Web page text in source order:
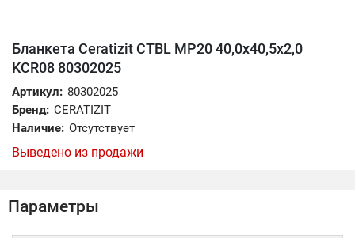
Бланкета Ceratizit CTBL MP20 40,0x40,5x2,0
KCR08 80302025
Артикул: 80302025
Бренд: CERATIZIT
Наличие: Отсутствует
Выведено из продажи
Параметры